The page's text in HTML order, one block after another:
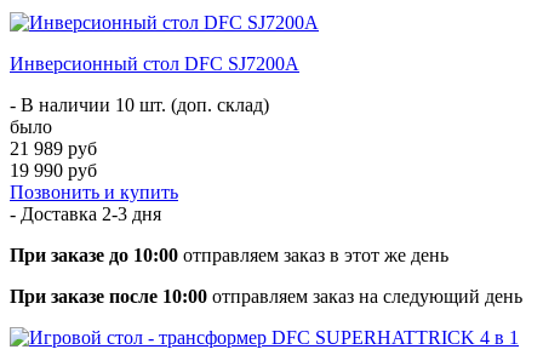
Инверсионный стол DFC SJ7200A
- В наличии 10 шт. (доп. склад)
было
21 989 руб
19 990 руб
Позвонить и купить
- Доставка 2-3 дня
При заказе до 10:00 отправляем заказ в этот же день
При заказе после 10:00 отправляем заказ на следующий день